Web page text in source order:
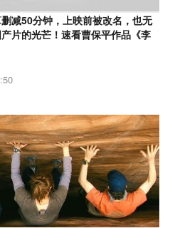
删减50分钟，上映前被改名，也无
片的光芒！速看曹保平作品《李